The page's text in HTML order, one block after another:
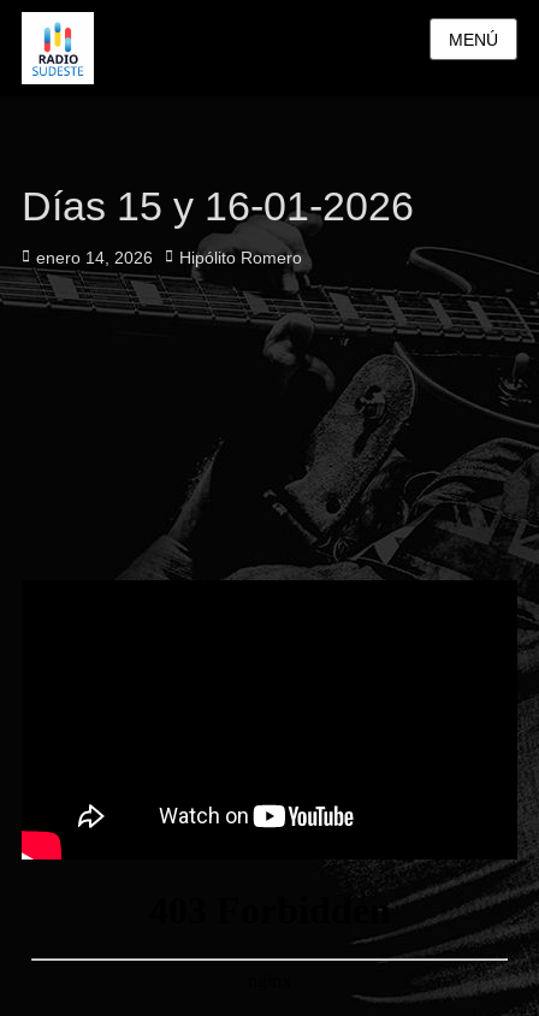
MENÚ
Días 15 y 16-01-2026
Publicado
el
enero 14, 2026 Autor
Hipólito Romero